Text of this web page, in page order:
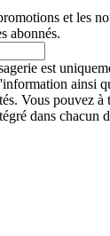
et les
abonnés.
est
ainsi
Vous pouvez
dans chacun